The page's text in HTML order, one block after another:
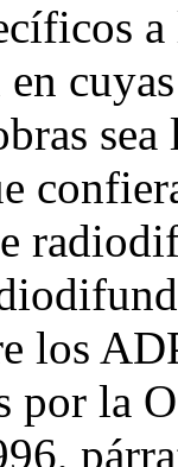
los
por la